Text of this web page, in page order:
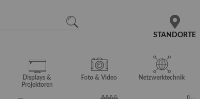
STANDORTE
Displays &
Projektoren
Foto & Video Netzwerktechnik